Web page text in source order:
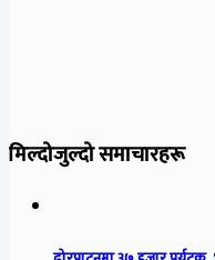
मिल्दोजुल्दो समाचारहरू